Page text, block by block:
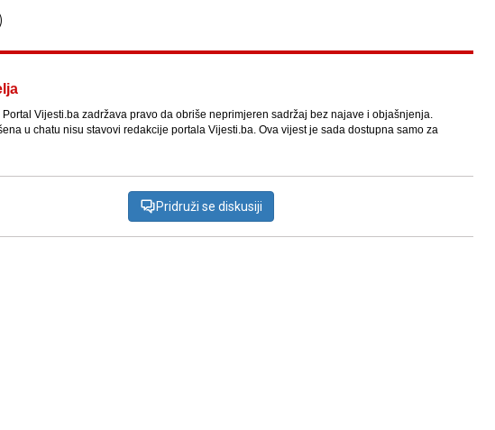
Vijesti.ba zadržava pravo da obriše neprimjeren sadržaj bez najave i objašnjenja.
u chatu nisu stavovi redakcije portala Vijesti.ba. Ova vijest je sada dostupna samo za
Pridruži se diskusiji